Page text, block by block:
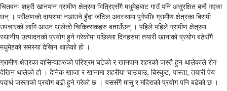
चितवनः शहरी खानपान ग्रामीण क्षेत्रमा भित्रिएसँगै मधुमेहबाट गाउँ पनि असुरक्षित बन्दै गएका
छन् । परीक्षणको दायरामा नआउने हुँदा जटिल अवस्थामा पुगेपछि ग्रामीण क्षेत्रका बिरामी
उपचारको लागि आउन थालेको चिकित्सकहरु बताउँछन् । पहिले पहिले ग्रामीण क्षेत्रमा
स्थानीय उत्पादनको प्रयोग हुने गरेकोमा पछिल्ला दिनहरुमा तयारी खानाको प्रयोग बढेसँगै
मधुमेहको समस्या देखिन थालेको हो ।
ग्रामीण क्षेत्रका वासिन्दाहरुको परिश्रम घटेको र खानपान शहरको जस्तै हुन थालेकाले रोग
देखिन थालेको हो । दैनिक खाजा र खानामा शहरीया चाउचाउ, बिस्कुट, पास्ता, तयारी पेय
पदार्थ जस्ताको प्रयोग बढी हुने गरेको छ । यससँगै मासु र मदिराको प्रयोग पनि बढेको छ ।